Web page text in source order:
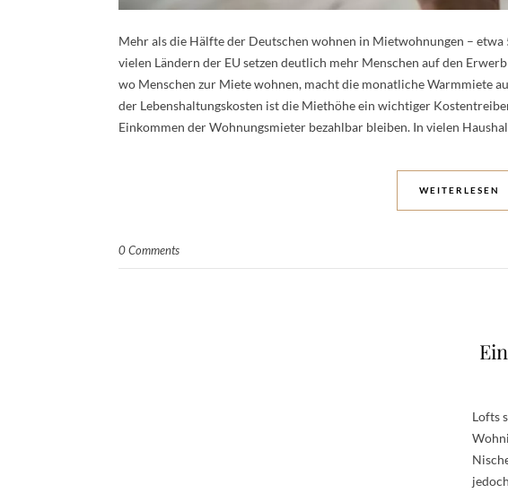
Mehr als die Hälfte der Deutschen wohnen in Mietwohnungen –
vielen Ländern der EU setzen deutlich mehr Menschen auf den
wo Menschen zur Miete wohnen, macht die monatliche Warmmiete
der Lebenshaltungskosten ist die Miethöhe ein wichtiger
Einkommen der Wohnungsmieter bezahlbar bleiben. In vielen
WEITERLESEN
0 Comments
Lofts